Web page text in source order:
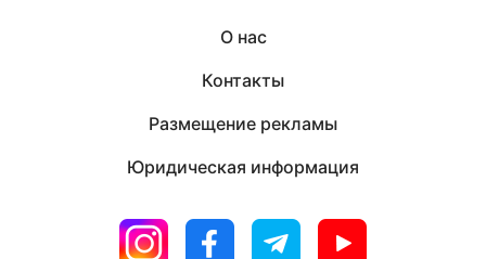
О нас
Контакты
Размещение рекламы
Юридическая информация